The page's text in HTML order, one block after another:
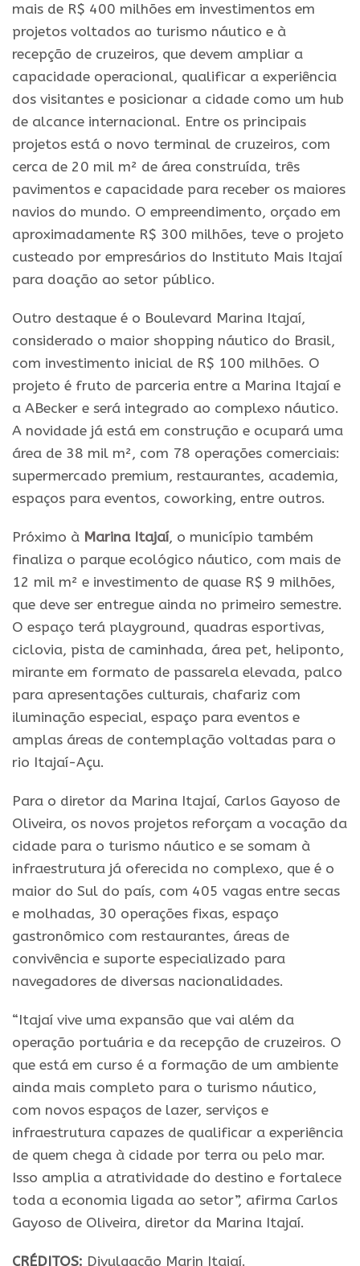
mais de R$ 400 milhões em investimentos em
projetos voltados ao turismo náutico e à
recepção de cruzeiros, que devem ampliar a
capacidade operacional, qualificar a experiência
dos visitantes e posicionar a cidade como um hub
de alcance internacional. Entre os principais
projetos está o novo terminal de cruzeiros, com
cerca de 20 mil m² de área construída, três
pavimentos e capacidade para receber os maiores
navios do mundo. O empreendimento, orçado em
aproximadamente R$ 300 milhões, teve o projeto
custeado por empresários do Instituto Mais Itajaí
para doação ao setor público.
Outro destaque é o Boulevard Marina Itajaí,
considerado o maior shopping náutico do Brasil,
com investimento inicial de R$ 100 milhões. O
projeto é fruto de parceria entre a Marina Itajaí e
a ABecker e será integrado ao complexo náutico.
A novidade já está em construção e ocupará uma
área de 38 mil m², com 78 operações comerciais:
supermercado premium, restaurantes, academia,
espaços para eventos, coworking, entre outros.
Próximo à Marina Itajaí, o município também
finaliza o parque ecológico náutico, com mais de
12 mil m² e investimento de quase R$ 9 milhões,
que deve ser entregue ainda no primeiro semestre.
O espaço terá playground, quadras esportivas,
ciclovia, pista de caminhada, área pet, heliponto,
mirante em formato de passarela elevada, palco
para apresentações culturais, chafariz com
iluminação especial, espaço para eventos e
amplas áreas de contemplação voltadas para o
rio Itajaí-Açu.
Para o diretor da Marina Itajaí, Carlos Gayoso de
Oliveira, os novos projetos reforçam a vocação da
cidade para o turismo náutico e se somam à
infraestrutura já oferecida no complexo, que é o
maior do Sul do país, com 405 vagas entre secas
e molhadas, 30 operações fixas, espaço
gastronômico com restaurantes, áreas de
convivência e suporte especializado para
navegadores de diversas nacionalidades.
“Itajaí vive uma expansão que vai além da
operação portuária e da recepção de cruzeiros. O
que está em curso é a formação de um ambiente
ainda mais completo para o turismo náutico,
com novos espaços de lazer, serviços e
infraestrutura capazes de qualificar a experiência
de quem chega à cidade por terra ou pelo mar.
Isso amplia a atratividade do destino e fortalece
toda a economia ligada ao setor”, afirma Carlos
Gayoso de Oliveira, diretor da Marina Itajaí.
CRÉDITOS: Divulgação Marin Itajaí.